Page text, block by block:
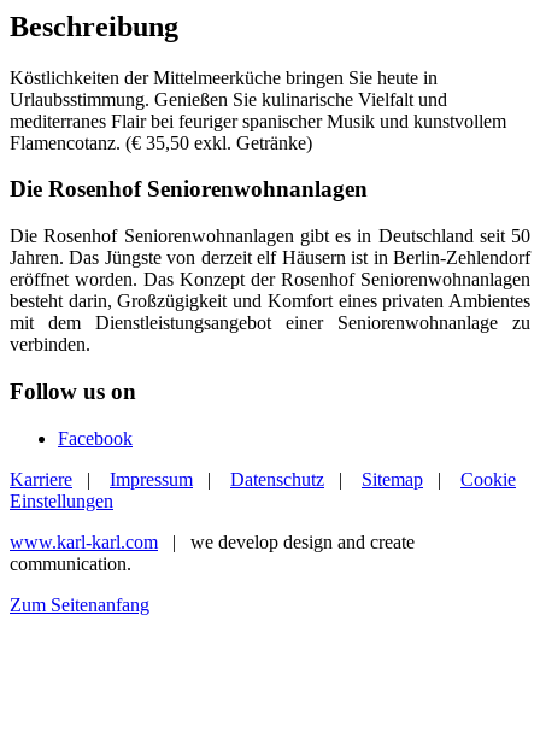
Beschreibung
Köstlichkeiten der Mittelmeerküche bringen Sie heute in
Urlaubsstimmung. Genießen Sie kulinarische Vielfalt und
mediterranes Flair bei feuriger spanischer Musik und kunstvollem
Flamencotanz. (€ 35,50 exkl. Getränke)
Die Rosenhof Seniorenwohnanlagen
Die Rosenhof Seniorenwohnanlagen gibt es in Deutschland seit 50
Jahren. Das Jüngste von derzeit elf Häusern ist in Berlin-Zehlendorf
eröffnet worden. Das Konzept der Rosenhof Seniorenwohnanlagen
besteht darin, Großzügigkeit und Komfort eines privaten Ambientes
mit dem Dienstleistungsangebot einer Seniorenwohnanlage zu
verbinden.
Follow us on
Facebook
Karriere | Impressum | Datenschutz | Sitemap | Cookie
Einstellungen
www.karl-karl.com | we develop design and create
communication.
Zum Seitenanfang